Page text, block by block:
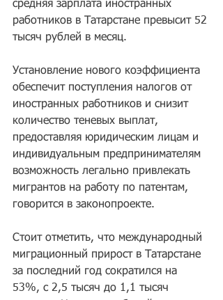
средняя зарплата иностранных
работников в Татарстане превысит 52
тысяч рублей в месяц.
Установление нового коэффициента
обеспечит поступления налогов от
иностранных работников и снизит
количество теневых выплат,
предоставляя юридическим лицам и
индивидуальным предпринимателям
возможность легально привлекать
мигрантов на работу по патентам,
говорится в законопроекте.
Стоит отметить, что международный
миграционный прирост в Татарстане
за последний год сократился на
53%, с 2,5 тысяч до 1,1 тысяч